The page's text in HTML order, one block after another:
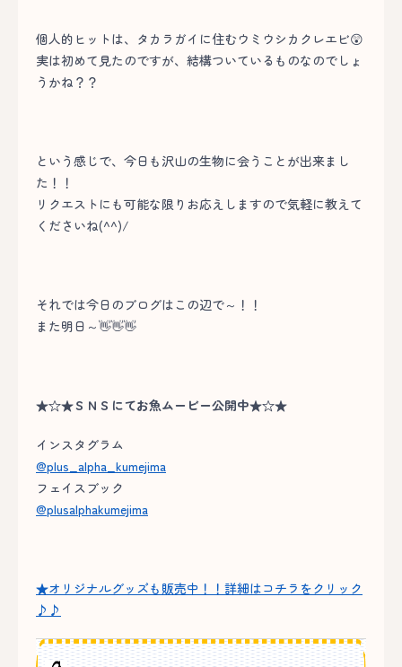
個人的ヒットは、タカラガイに住むウミウシカクレエビ😲
実は初めて見たのですが、結構ついているものなのでしょ
うかね？？
という感じで、今日も沢山の生物に会うことが出来まし
た！！
リクエストにも可能な限りお応えしますので気軽に教えて
くださいね(^^)/
それでは今日のブログはこの辺で～！！
また明日～👋👋👋
★☆★ＳＮＳにてお魚ムービー公開中★☆★
インスタグラム
@plus_alpha_kumejima
フェイスブック
@plusalphakumejima
★オリジナルグッズも販売中！！詳細はコチラをクリック
♪♪